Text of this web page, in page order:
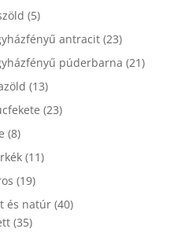
termék
55
termékantracit 2323
termék
púderbarna 2121
1313
termék
2323
88
termék
1111
1919
termék
és natúr 4040
3535